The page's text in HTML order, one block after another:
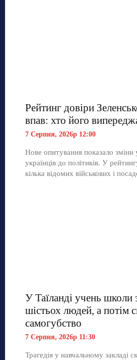
Рейтинг довіри
впав: хто його
7 Серпня, 2026р 12:00
Нове опитування показало зміни
українців до політиків. У
кілька відомих військових і
У Таїланді учень школи
шістьох людей, а потім
самогубство
7 Серпня, 2026р 11:30
Трагедія у навчальному закладі